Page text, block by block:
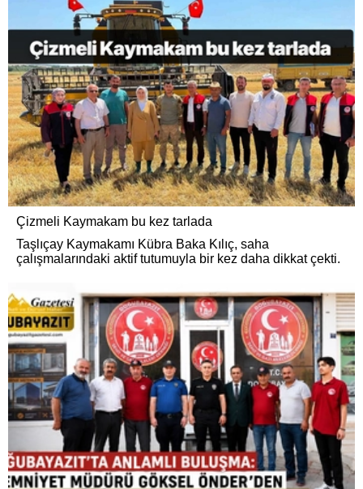
Çizmeli Kaymakam bu kez tarlada
Taşlıçay Kaymakamı Kübra Baka Kılıç, saha
çalışmalarındaki aktif tutumuyla bir kez daha dikkat çekti.